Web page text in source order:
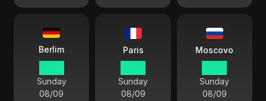
Berlim
Sunday
08/09
Paris
Sunday
08/09
Moscovo
Sunday
08/09